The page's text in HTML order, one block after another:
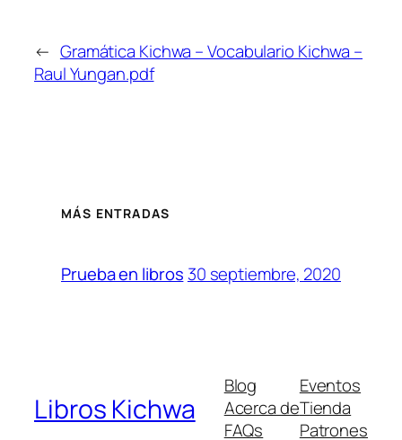
← Gramática Kichwa – Vocabulario Kichwa –
Raul Yungan.pdf
MÁS ENTRADAS
Prueba en libros 30 septiembre, 2020
Libros Kichwa
Blog
Acerca de
FAQs
Eventos
Tienda
Patrones